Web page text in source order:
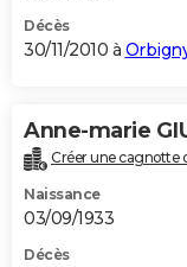
Décès
30/11/2010 à
Anne-marie
Créer une cagnotte
Naissance
03/09/1933
Décès